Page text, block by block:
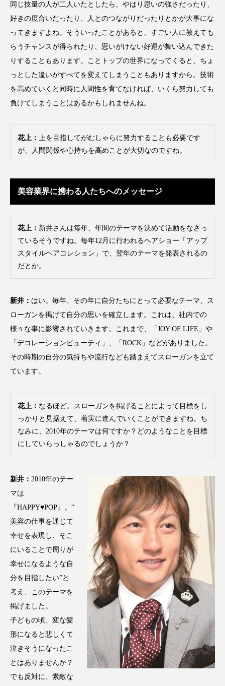
同じ技量の人が二人いたとしたら、やはり思いの強さだったり、
好きの度合いだったり、人とのつながりだったりとかが大事にな
ってきますよね。そういったことがあると、すごい人に教えても
らうチャンスが得られたり、思いがけない好運が舞い込んできた
りすることもあります。ことトップの世界になってくると、ちょ
っとした違いがすべてを変えてしまうこともありますから。技術
を高めていくと同時に人間性を育てなければ、いくら努力しても
負けてしまうことはあるかもしれませんね。
花上：
上を目指してがむしゃらに努力することも必要です
が、人間関係や心持ちを高めことが大切なのですね。
美容業界に携わる人たちへのメッセージ
花上： 新井さんは毎年、年間のテーマを決めて活動をなさっ
ているそうですね。毎年12月に行われるヘアショー「アップ
スタイルヘアコレション」で、翌年のテーマを発表されるの
だとか。
新井： はい。毎年、その年に自分たちにとって必要なテーマ、ス
ローガンを掲げて自分の思いを確立します。これは、社内での
様々な事に影響されていきます。これまで、「JOY OF LIFE」や
「デコレーションビューティ」、「ROCK」などがありました。
その時期の自分の気持ちや流行なども踏まえてスローガンを立て
ています。
花上： なるほど。スローガンを掲げることによって目標をし
っかりと見据えて、着実に進んでいくことができますね。ち
なみに、2010年のテーマは何ですか？どのようなことを目標
にしていらっしゃるのでしょうか？
新井： 2010年のテー
マは
『HAPPY♥POP』。“
美容の仕事を通じて
幸せを表現し、そこ
にいることで周りが
幸せになるような自
分を目指したい”と
考え、このテーマを
掲げました。
子どもの頃、変な髪
形になると悲しくて
泣きそうになったこ
とはありませんか？
でも反対に、素敵な